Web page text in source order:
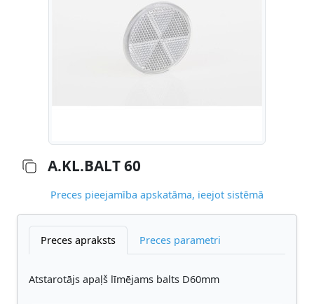
A.KL.BALT 60
Preces pieejamība apskatāma, ieejot sistēmā
Preces apraksts Preces parametri
Atstarotājs apaļš līmējams balts D60mm